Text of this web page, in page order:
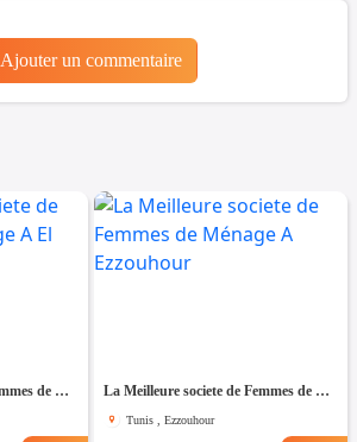
Ajouter un commentaire
La Meilleure societe de Femmes de Ménage A El kram La Meilleure societe de Femmes de Ménage A Ezzouhour
Tunis , Ezzouhour